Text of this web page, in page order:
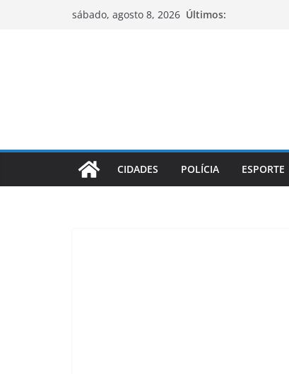
sábado, agosto 8, 2026 Últimos:
CIDADES POLÍCIA ESPORTE